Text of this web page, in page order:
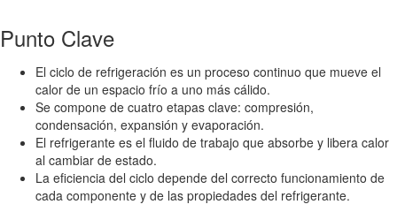
Punto Clave
El ciclo de refrigeración es un proceso continuo que mueve el
calor de un espacio frío a uno más cálido.
Se compone de cuatro etapas clave: compresión,
condensación, expansión y evaporación.
El refrigerante es el fluido de trabajo que absorbe y libera calor
al cambiar de estado.
La eficiencia del ciclo depende del correcto funcionamiento de
cada componente y de las propiedades del refrigerante.